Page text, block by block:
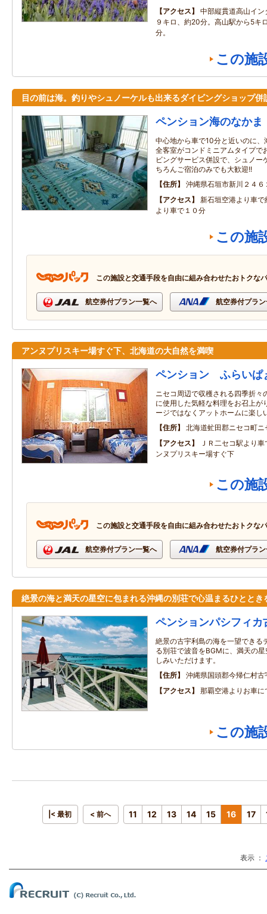
アクセス
中部縦貫道高山イ
９キロ、約20分。高山駅から5キ
分。
この施
目の前は海。釣りやシュノーケルも出来るダイビングショップ併
ペンション海のなかま
中心地から車で10分と近いのに
全客室がコンドミニアムタイプで
ビングサービス併設で、シュノー
ちろんご宿泊のみでも大歓迎!!
住所
沖縄県石垣市新川２４６
アクセス
新石垣空港より車
より車で１０分
この施
この施設と交通手段を自由に組み合わせたおトクな
航空券付プラン一覧へ 航空券付プラ
アンヌプリスキー場すぐ下、北海道の大自然を満喫
ペンション ふらいぱ
ニセコ周辺で収穫される四季折々
に使用した気軽な料理をお召上が
ージではなくアットホームに楽し
住所
北海道虻田郡ニセコ町
アクセス
ＪＲ二セコ駅より
ンヌプリスキー場すぐ下
この施
この施設と交通手段を自由に組み合わせたおトクな
航空券付プラン一覧へ 航空券付プラ
絶景の海と満天の星空に包まれる沖縄の別荘で心温まるひととき
ペンションパシフィカ
絶景の古宇利島の海を一望できる
る別荘で波音をBGMに、満天の
しみいただけます。
住所
沖縄県国頭郡今帰仁村古
アクセス
那覇空港よりお車
この施
|< 最初 < 前へ 11 12 13 14 15 16 17
表示 ：